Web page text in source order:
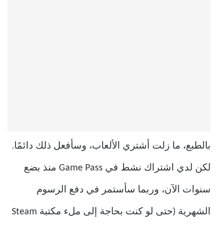
بالطبع، ما زلت أشتري الألعاب، وسأفعل ذلك دائمًا.
لكن لدي اشتراك نشط في Game Pass منذ بضع
سنوات الآن، وربما سأستمر في دفع الرسوم
الشهرية (حتى لو كنت بحاجة إلى ملء مكتبة Steam